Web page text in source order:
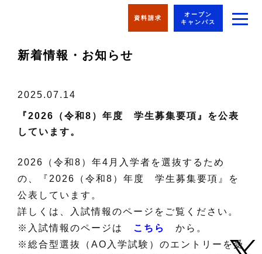
資料請求
オープン
キャンパス
新着情報・お知らせ
2025.07.14
『2026（令和8）年度 学生募集要項』を公表
しています。
2026（令和8）年4月入学者を選抜するため
の、『2026（令和8）年度 学生募集要項』を
公表しています。
詳しくは、入試情報のページをご覧ください。
※入試情報のページは こちら
から。
※総合型選抜（AO入学試験）のエントリーを受